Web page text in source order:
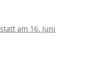
am 16. Juni